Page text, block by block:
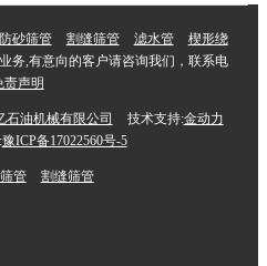
防砂筛管 割缝筛管 滤水管
楔形绕
务,有意向的客户请咨询我们，联系电
责声明
石油机械有限公司 技术支持:金动力
豫ICP备17022560号-5
管 割缝筛管